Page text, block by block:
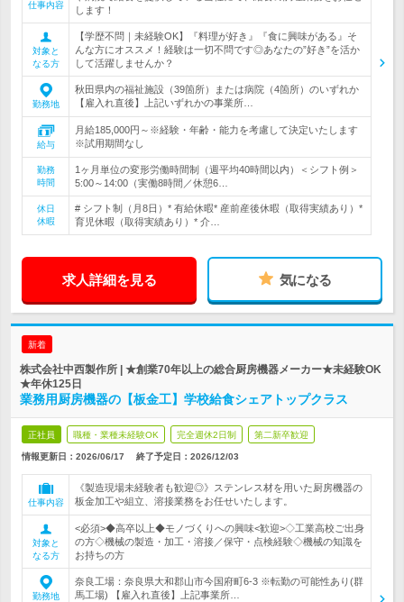
仕事内容
します！
対象と
なる方
【学歴不問｜未経験OK】『料理が好き』『食に興味がある』そ
んな方にオススメ！経験は一切不問です◎あなたの”好き”を活か
して活躍しませんか？
勤務地
秋田県内の福祉施設（39箇所）または病院（4箇所）のいずれか
【雇入れ直後】上記いずれかの事業所…
給与
月給185,000円～※経験・年齢・能力を考慮して決定いたします
※試用期間なし
勤務
時間
1ヶ月単位の変形労働時間制（週平均40時間以内）＜シフト例＞
5:00～14:00（実働8時間／休憩6…
休日
休暇
# シフト制（月8日）* 有給休暇* 産前産後休暇（取得実績あり）*
育児休暇（取得実績あり）* 介…
求人詳細を見る 気になる
新着
株式会社中西製作所 | ★創業70年以上の総合厨房機器メーカー★未経験OK
★年休125日
業務用厨房機器の【板金工】学校給食シェアトップクラス
正社員 職種・業種未経験OK 完全週休2日制 第二新卒歓迎
情報更新日：2026/06/17 終了予定日： 2026/12/03
仕事内容
《製造現場未経験者も歓迎◎》ステンレス材を用いた厨房機器の
板金加工や組立、溶接業務をお任せいたします。
対象と
なる方
<必須>◆高卒以上◆モノづくりへの興味<歓迎>◇工業高校ご出身
の方◇機械の製造・加工・溶接／保守・点検経験◇機械の知識を
お持ちの方
勤務地
奈良工場：奈良県大和郡山市今国府町6-3 ※転勤の可能性あり(群
馬工場) 【雇入れ直後】上記事業所…